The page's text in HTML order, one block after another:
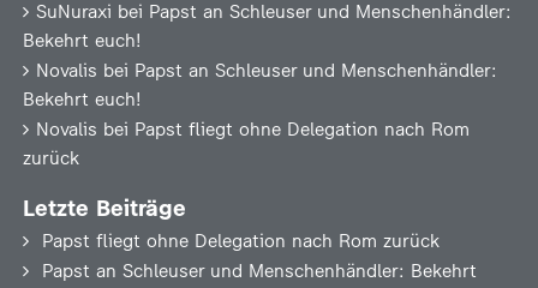
SuNuraxi bei Papst an Schleuser und Menschenhändler:
Bekehrt euch!
Novalis bei Papst an Schleuser und Menschenhändler:
Bekehrt euch!
Novalis bei Papst fliegt ohne Delegation nach Rom
zurück
Letzte Beiträge
Papst fliegt ohne Delegation nach Rom zurück
Papst an Schleuser und Menschenhändler: Bekehrt